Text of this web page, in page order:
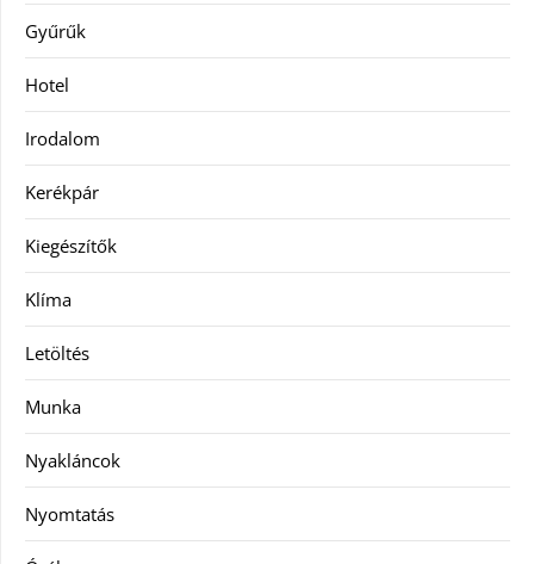
Gyűrűk
Hotel
Irodalom
Kerékpár
Kiegészítők
Klíma
Letöltés
Munka
Nyakláncok
Nyomtatás